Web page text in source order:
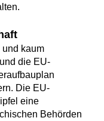
und kaum
die EU-
Die EU-
eine
Behörden